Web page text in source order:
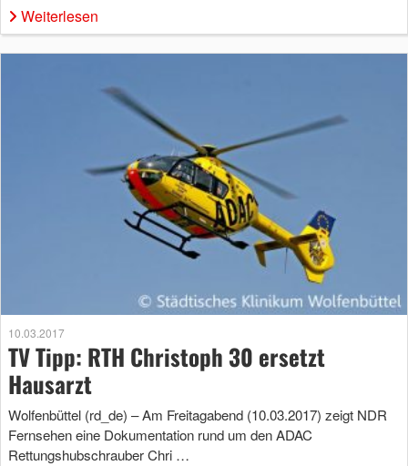
Weiterlesen
10.03.2017
TV Tipp: RTH Christoph 30 ersetzt
Hausarzt
Wolfenbüttel (rd_de) – Am Freitagabend (10.03.2017) zeigt NDR
Fernsehen eine Dokumentation rund um den ADAC
Rettungshubschrauber Chri …